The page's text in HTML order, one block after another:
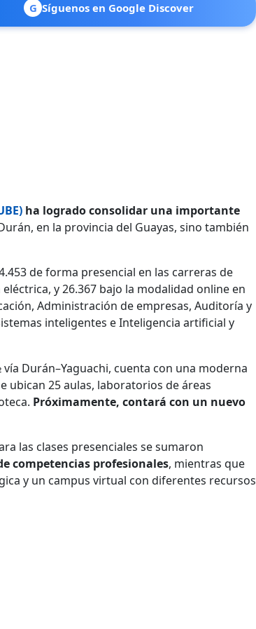
G Síguenos en Google Discover
ha logrado consolidar una importante
en la provincia del Guayas, sino también
de forma presencial en las carreras de
y 26.367 bajo la modalidad online en
Administración de empresas, Auditoría y
inteligentes e Inteligencia artificial y
Durán–Yaguachi, cuenta con una moderna
ubican 25 aulas, laboratorios de áreas
Próximamente, contará con un nuevo
las clases presenciales se sumaron
competencias profesionales, mientras que
y un campus virtual con diferentes recursos